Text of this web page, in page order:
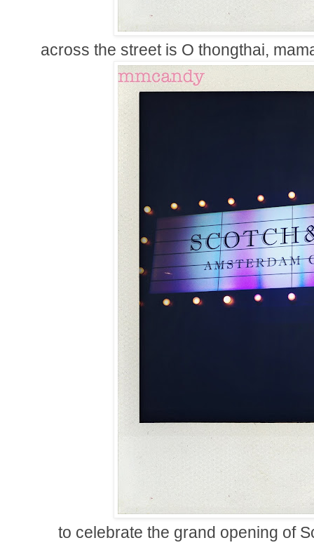
across the street is O thongthai,
to celebrate the grand opening of